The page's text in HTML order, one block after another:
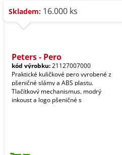
Skladem: 16.000 ks
Peters - Pero
kód výrobku:21127007000
Praktické kuličkové pero vyrobené z
pšeničné slámy a ABS plastu.
Tlačítkový mechanismus, modrý
inkoust a logo pšeničné s